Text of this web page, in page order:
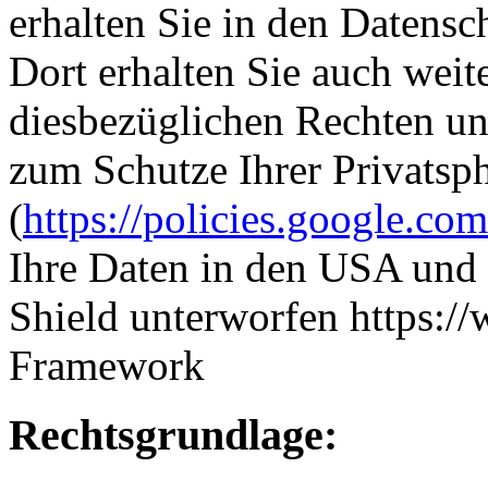
erhalten Sie in den
Dort erhalten Sie auch
diesbezüglichen Rechten
zum Schutze Ihrer
(https://
Ihre Daten in den USA
Shield unterworfen
Framework
Rechtsgrundlage: